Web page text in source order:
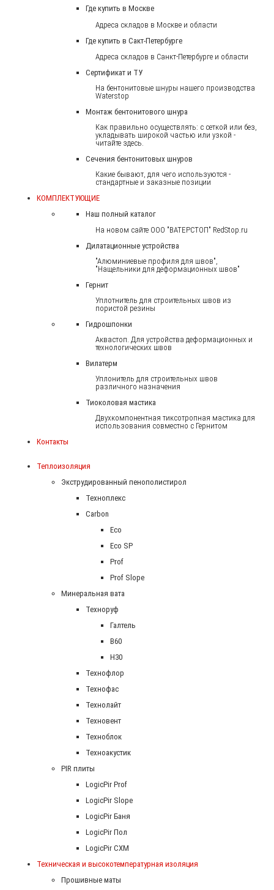
Где купить в Москве
Адреса складов в Москве и области
Где купить в Сакт-Петербурге
Адреса складов в Санкт-Петербурге и области
Сертификат и ТУ
На бентонитовые шнуры нашего производства
Waterstop
Монтаж бентонитового шнура
Как правильно осуществлять: с сеткой или без,
укладывать широкой частью или узкой -
читайте здесь.
Сечения бентонитовых шнуров
Какие бывают, для чего используются -
стандартные и заказные позиции
КОМПЛЕКТУЮЩИЕ
Наш полный каталог
На новом сайте ООО "ВАТЕРСТОП" RedStop.ru
Дилатационные устройства
"Алюминиевые профиля для швов",
"Нащельники для деформационных швов"
Гернит
Уплотнитель для строительных швов из
пористой резины
Гидрошпонки
Аквастоп. Для устройства деформационных и
технологических швов
Вилатерм
Уплонитель для строительных швов
различного назначения
Тиоколовая мастика
Двухкомпонентная тиксотропная мастика для
использования совместно с Гернитом
Контакты
Теплоизоляция
Экструдированный пенополистирол
Техноплекс
Carbon
Eco
Eco SP
Prof
Prof Slope
Минеральная вата
Техноруф
Галтель
В60
Н30
Технофлор
Технофас
Технолайт
Техновент
Техноблок
Техноакустик
PIR плиты
LogicPir Prof
LogicPir Slope
LogicPir Баня
LogicPir Пол
LogicPir СХМ
Техническая и высокотемпературная изоляция
Прошивные маты